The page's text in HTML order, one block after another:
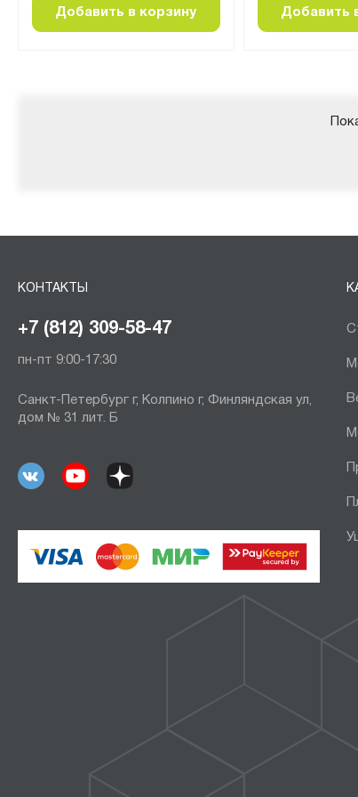
Добавить в корзину Добавить
КОНТАКТЫ
+7 (812) 309-58-47
пн-пт 9:00-17:30
Санкт-Петербург г, Колпино г, Финляндская ул,
дом № 31 лит. Б